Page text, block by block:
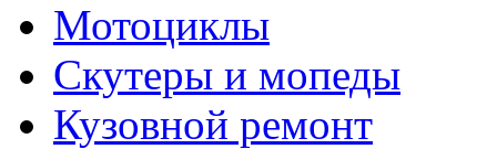
Мотоциклы
Скутеры и мопеды
Кузовной ремонт